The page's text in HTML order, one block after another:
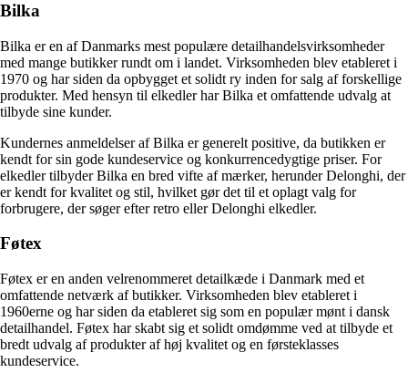
Bilka
Bilka er en af Danmarks mest populære detailhandelsvirksomheder
med mange butikker rundt om i landet. Virksomheden blev etableret i
1970 og har siden da opbygget et solidt ry inden for salg af forskellige
produkter. Med hensyn til elkedler har Bilka et omfattende udvalg at
tilbyde sine kunder.
Kundernes anmeldelser af Bilka er generelt positive, da butikken er
kendt for sin gode kundeservice og konkurrencedygtige priser. For
elkedler tilbyder Bilka en bred vifte af mærker, herunder Delonghi, der
er kendt for kvalitet og stil, hvilket gør det til et oplagt valg for
forbrugere, der søger efter retro eller Delonghi elkedler.
Føtex
Føtex er en anden velrenommeret detailkæde i Danmark med et
omfattende netværk af butikker. Virksomheden blev etableret i
1960erne og har siden da etableret sig som en populær mønt i dansk
detailhandel. Føtex har skabt sig et solidt omdømme ved at tilbyde et
bredt udvalg af produkter af høj kvalitet og en førsteklasses
kundeservice.